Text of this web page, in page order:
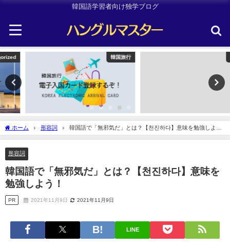
韓国語学習者向け独学ブログ
ホーム 形容詞
韓国語で「無邪気だ」とは？【천진하다】意味を勉強しよ
う！
形容詞
韓国語で「無邪気だ」とは？【천진하다】意味を
勉強しよう！
PR 2021年11月9日 2021年11月9日
LINE